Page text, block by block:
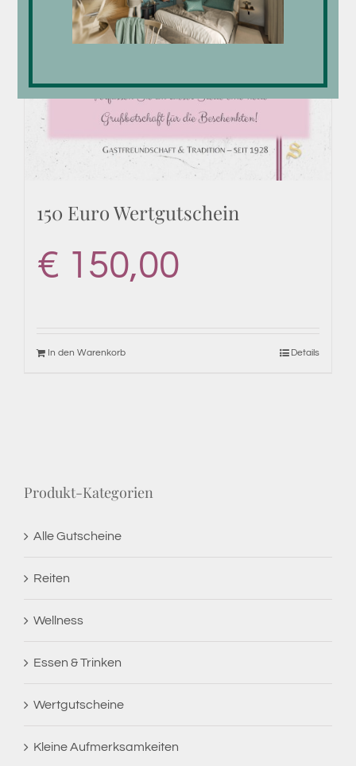
150 Euro Wertgutschein
€ 150,00
In den Warenkorb Details
Produkt-Kategorien
Alle Gutscheine
Reiten
Wellness
Essen & Trinken
Wertgutscheine
Kleine Aufmerksamkeiten